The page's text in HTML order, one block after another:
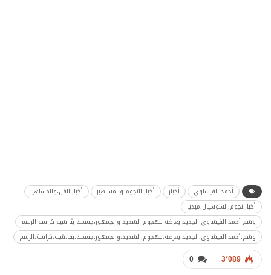
أحمد الفيشاوي أخبار أخبار النجوم والمشاهير
أخبار،الفن،والمشاهير
أخبار،نجوم،السوشيال،ميديا
وشم أحمد الفيشاوي الجديد يعرضه للهجوم الشديد والجمهور،جسمك بثا شبه كراسة الرسم
وشم،أحمد،الفيشاوي،الجديد،يعرضه،للهجوم،الشديد،والجمهور،جسمك،بقا،شبه،كراسة،الرسم
0 3٬089